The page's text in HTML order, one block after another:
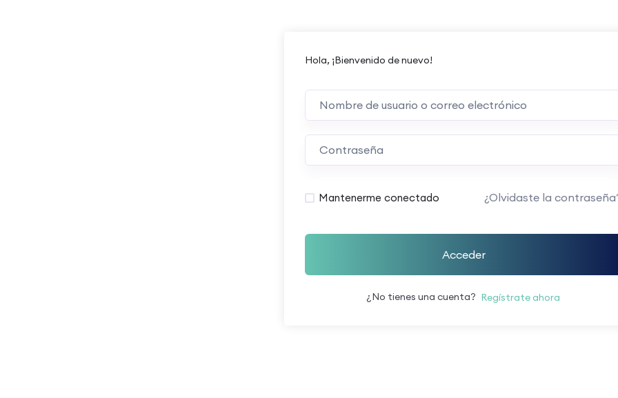
Hola, ¡Bienvenido de nuevo!
Mantenerme conectado ¿Olvidaste la
Acceder
¿No tienes una cuenta? Regístrate ahora